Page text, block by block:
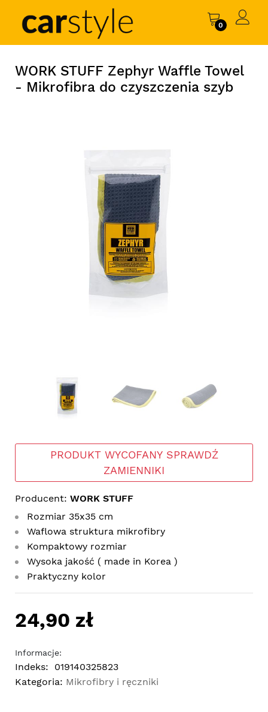
0
WORK STUFF Zephyr Waffle Towel
- Mikrofibra do czyszczenia szyb
PRODUKT WYCOFANY SPRAWDŹ
ZAMIENNIKI
Producent: WORK STUFF
Rozmiar 35x35 cm
Waflowa struktura mikrofibry
Kompaktowy rozmiar
Wysoka jakość ( made in Korea )
Praktyczny kolor
24,90 zł
Informacje:
Indeks:
019140325823
Kategoria: Mikrofibry i ręczniki